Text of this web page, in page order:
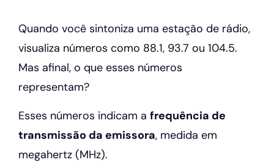
Quando você sintoniza uma estação de rádio,
visualiza números como 88.1, 93.7 ou 104.5.
Mas afinal, o que esses números
representam?
Esses números indicam a frequência de
transmissão da emissora, medida em
megahertz (MHz).